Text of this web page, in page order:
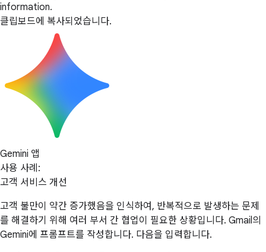
information.
클립보드에 복사되었습니다.
Gemini 앱
사용 사례:
고객 서비스 개선
고객 불만이 약간 증가했음을 인식하여, 반복적으로 발생하는 문제
를 해결하기 위해 여러 부서 간 협업이 필요한 상황입니다. Gmail의
Gemini에 프롬프트를 작성합니다. 다음을 입력합니다.